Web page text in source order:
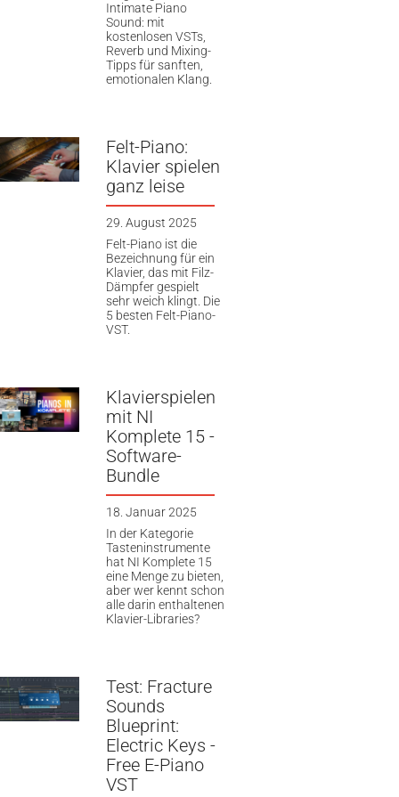
Intimate Piano
Sound: mit
kostenlosen VSTs,
Reverb und Mixing-
Tipps für sanften,
emotionalen Klang.
Felt-Piano:
Klavier spielen
ganz leise
29. August 2025
Felt-Piano ist die
Bezeichnung für ein
Klavier, das mit Filz-
Dämpfer gespielt
sehr weich klingt. Die
5 besten Felt-Piano-
VST.
Klavierspielen
mit NI
Komplete 15 -
Software-
Bundle
18. Januar 2025
In der Kategorie
Tasteninstrumente
hat NI Komplete 15
eine Menge zu bieten,
aber wer kennt schon
alle darin enthaltenen
Klavier-Libraries?
Test: Fracture
Sounds
Blueprint:
Electric Keys -
Free E-Piano
VST